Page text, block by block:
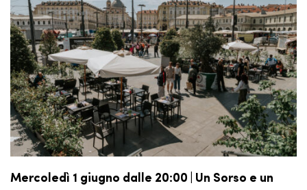
Mercoledì 1 giugno dalle 20:00 | Un Sorso e un